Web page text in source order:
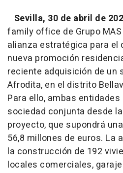
Sevilla, 30 de abril de
family office de Grupo
alianza estratégica para el
nueva promoción
reciente adquisición de un
Afrodita, en el distrito
Para ello, ambas
sociedad conjunta desde
proyecto, que supondrá
56,8 millones de euros. La
la construcción de 192
locales comerciales,